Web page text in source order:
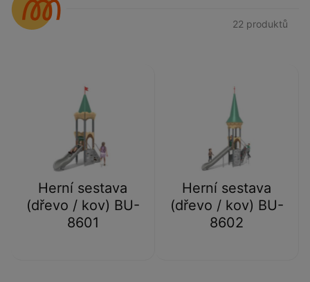
Herní sestava
(dřevo / kov) BU-
8601
Herní sestava
(dřevo / kov) BU-
8602